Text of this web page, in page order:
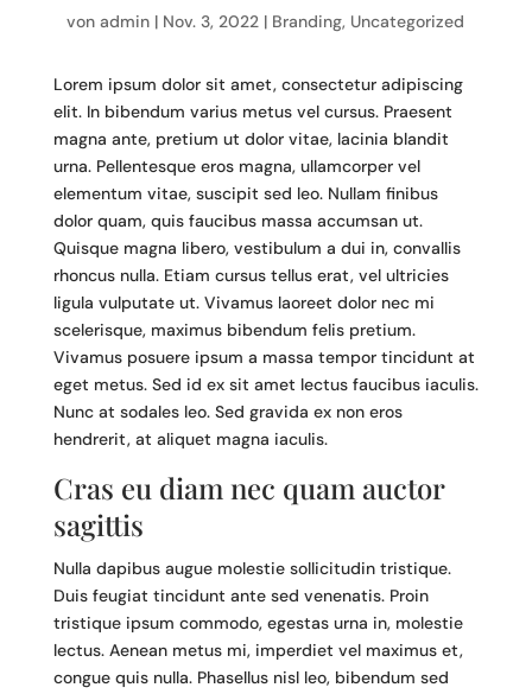
vonadmin | Nov. 3, 2022 | Branding, Uncategorized
Lorem ipsum dolor sit amet, consectetur adipiscing
elit. In bibendum varius metus vel cursus. Praesent
magna ante, pretium ut dolor vitae, lacinia blandit
urna. Pellentesque eros magna, ullamcorper vel
elementum vitae, suscipit sed leo. Nullam finibus
dolor quam, quis faucibus massa accumsan ut.
Quisque magna libero, vestibulum a dui in, convallis
rhoncus nulla. Etiam cursus tellus erat, vel ultricies
ligula vulputate ut. Vivamus laoreet dolor nec mi
scelerisque, maximus bibendum felis pretium.
Vivamus posuere ipsum a massa tempor tincidunt at
eget metus. Sed id ex sit amet lectus faucibus iaculis.
Nunc at sodales leo. Sed gravida ex non eros
hendrerit, at aliquet magna iaculis.
Cras eu diam nec quam auctor
sagittis
Nulla dapibus augue molestie sollicitudin tristique.
Duis feugiat tincidunt ante sed venenatis. Proin
tristique ipsum commodo, egestas urna in, molestie
lectus. Aenean metus mi, imperdiet vel maximus et,
congue quis nulla. Phasellus nisl leo, bibendum sed